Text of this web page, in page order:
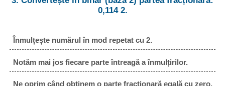
0,114 2.
Înmulțește numărul în mod repetat cu 2.
Notăm mai jos fiecare parte întreagă a înmulțirilor.
Ne oprim când obținem o parte fracționară egală cu zero.